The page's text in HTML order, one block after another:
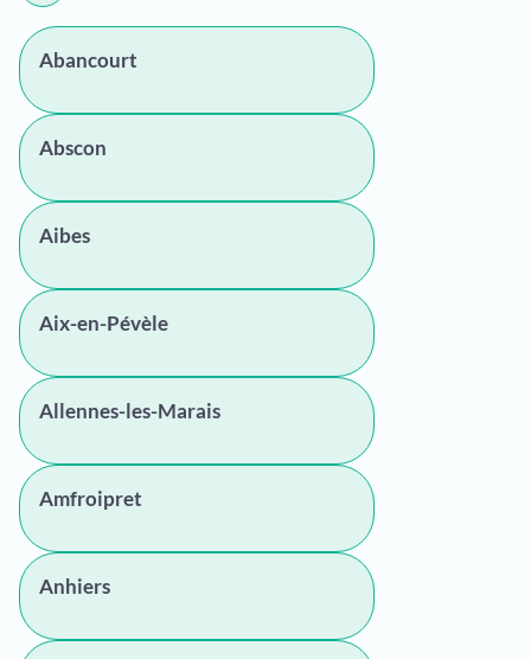
Abancourt
Abscon
Aibes
Aix-en-Pévèle
Allennes-les-Marais
Amfroipret
Anhiers